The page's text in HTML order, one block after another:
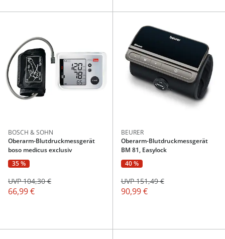
BOSCH & SOHN
Oberarm-Blutdruckmessgerät
boso medicus exclusiv
35 %
66,99 €
UVP 104,30 €
BEURER
Oberarm-Blutdruckmessgerät
BM 81, Easylock
40 %
90,99 €
UVP 151,49 €